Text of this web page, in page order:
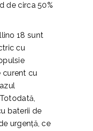
de circa 50%
18 sunt
cu
curent cu
baterii de
urgență, ce